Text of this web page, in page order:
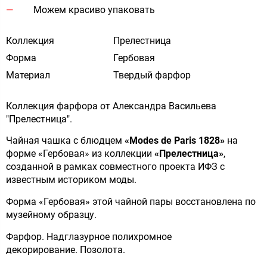
Можем красиво упаковать
Коллекция
Прелестница
Форма
Гербовая
Материал
Твердый фарфор
Коллекция фарфора от Александра Васильева
"Прелестница".
Чайная чашка с блюдцем «Modes de Paris 1828» на
форме «Гербовая» из коллекции «Прелестница»,
созданной в рамках совместного проекта ИФЗ с
известным историком моды.
Форма «Гербовая» этой чайной пары восстановлена по
музейному образцу.
Фарфор. Надглазурное полихромное
декорирование. Позолота.